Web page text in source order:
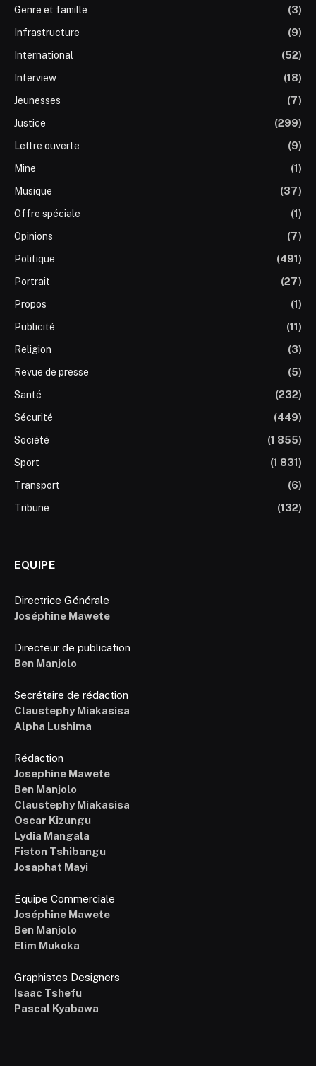
Genre et famille
(3)
Infrastructure
(9)
International
(52)
Interview
(18)
Jeunesses
(7)
Justice
(299)
Lettre ouverte
(9)
Mine
(1)
Musique
(37)
Offre spéciale
(1)
Opinions
(7)
Politique
(491)
Portrait
(27)
Propos
(1)
Publicité
(11)
Religion
(3)
Revue de presse
(5)
Santé
(232)
Sécurité
(449)
Société
(1 855)
Sport
(1 831)
Transport
(6)
Tribune
(132)
EQUIPE
Directrice Générale
Joséphine Mawete
Directeur de publication
Ben Manjolo
Secrétaire de rédaction
Claustephy Miakasisa
Alpha Lushima
Rédaction
Josephine Mawete
Ben Manjolo
Claustephy Miakasisa
Oscar Kizungu
Lydia Mangala
Fiston Tshibangu
Josaphat Mayi
Équipe Commerciale
Joséphine Mawete
Ben Manjolo
Elim Mukoka
Graphistes Designers
Isaac Tshefu
Pascal Kyabawa